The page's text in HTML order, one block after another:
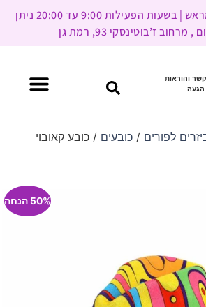
ניתן להגיע בתיאום מראש | בשעות הפעילות 9:00 עד 20:00 ניתן
ז’בוטינסקי 93, רמת גן
והוראות
הגעה
לפורים / כובעים / כובע קאובוי
50% הנחה